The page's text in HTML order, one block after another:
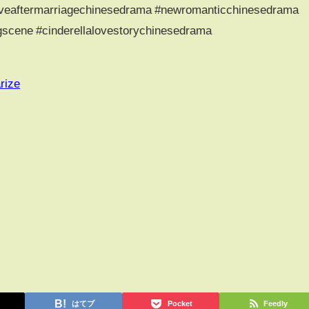
#newromanticchinesedrama
#cinderellalovestorychinesedrama
はてブ Pocket Feedly